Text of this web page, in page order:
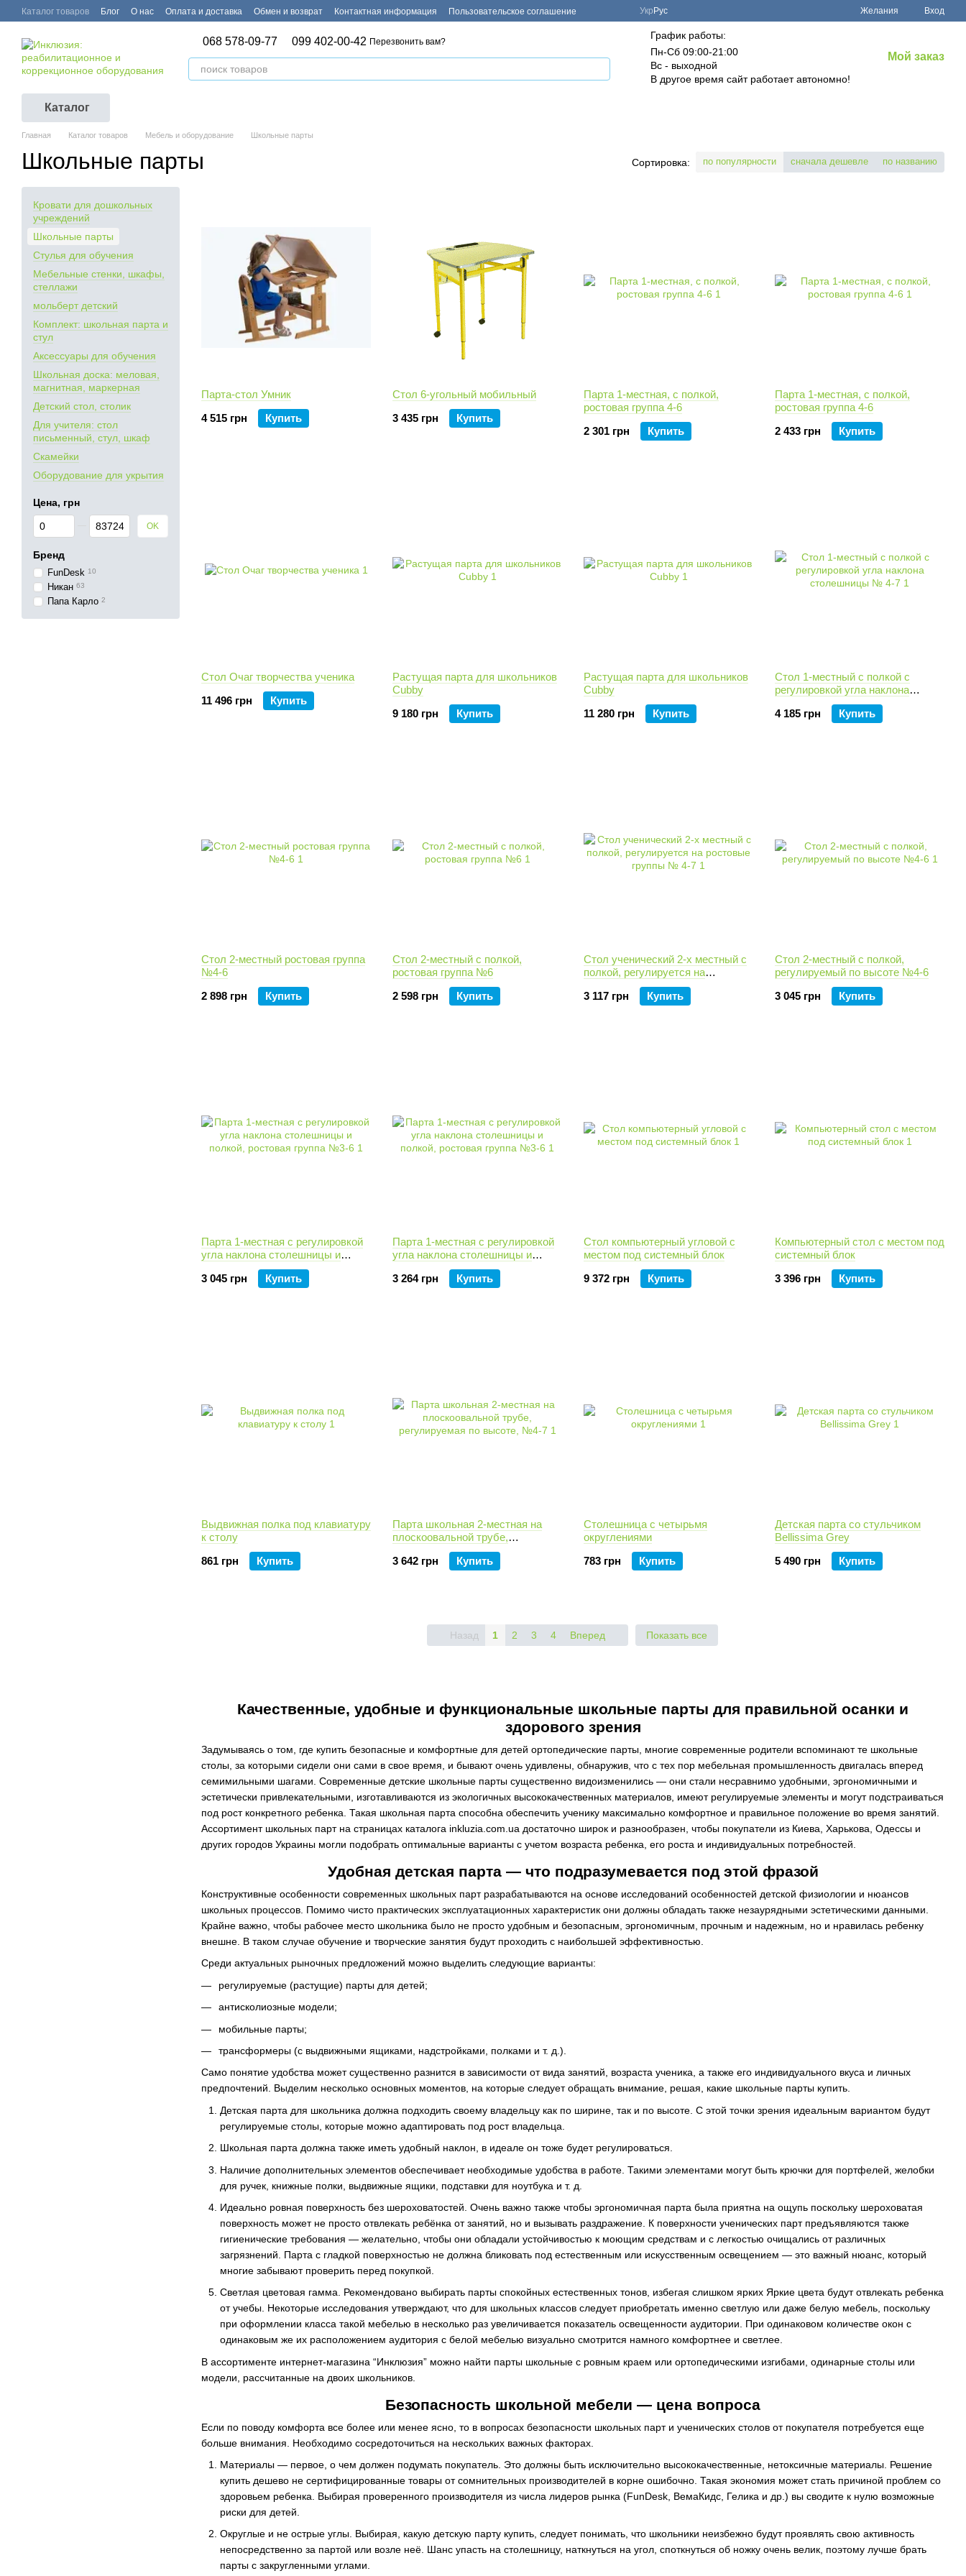
Перейти к основному контенту
Каталог товаров Блог О нас Оплата и доставка Обмен и возврат Контактная информация Пользовательское соглашение Укр Рус Желания Вход
068 578-09-77 099 402-00-42 Перезвонить вам?
График работы:
Пн-Сб 09:00-21:00
Вс - выходной
В другое время сайт работает автономно!
Мой заказ
Каталог
Главная Каталог товаров Мебель и оборудование Школьные парты
Школьные парты Сортировка: по популярности сначала дешевле по названию
Качественные, удобные и функциональные школьные парты для правильной осанки и
здорового зрения
Задумываясь о том, где купить безопасные и комфортные для детей ортопедические парты, многие современные родители вспоминают те школьные
столы, за которыми сидели они сами в свое время, и бывают очень удивлены, обнаружив, что с тех пор мебельная промышленность двигалась вперед
семимильными шагами. Современные детские школьные парты существенно видоизменились — они стали несравнимо удобными, эргономичными и
эстетически привлекательными, изготавливаются из экологичных высококачественных материалов, имеют регулируемые элементы и могут подстраиваться
под рост конкретного ребенка. Такая школьная парта способна обеспечить ученику максимально комфортное и правильное положение во время занятий.
Ассортимент школьных парт на страницах каталога inkluzia.com.ua достаточно широк и разнообразен, чтобы покупатели из Киева, Харькова, Одессы и
других городов Украины могли подобрать оптимальные варианты с учетом возраста ребенка, его роста и индивидуальных потребностей.
Удобная детская парта — что подразумевается под этой фразой
Конструктивные особенности современных школьных парт разрабатываются на основе исследований особенностей детской физиологии и нюансов
школьных процессов. Помимо чисто практических эксплуатационных характеристик они должны обладать также незаурядными эстетическими данными.
Крайне важно, чтобы рабочее место школьника было не просто удобным и безопасным, эргономичным, прочным и надежным, но и нравилась ребенку
внешне. В таком случае обучение и творческие занятия будут проходить с наибольшей эффективностью.
Среди актуальных рыночных предложений можно выделить следующие варианты:
регулируемые (растущие) парты для детей;
антисколиозные модели;
мобильные парты;
трансформеры (с выдвижными ящиками, надстройками, полками и т. д.).
Само понятие удобства может существенно разнится в зависимости от вида занятий, возраста ученика, а также его индивидуального вкуса и личных
предпочтений. Выделим несколько основных моментов, на которые следует обращать внимание, решая, какие школьные парты купить.
Детская парта для школьника должна подходить своему владельцу как по ширине, так и по высоте. С этой точки зрения идеальным вариантом будут
регулируемые столы, которые можно адаптировать под рост владельца.
Школьная парта должна также иметь удобный наклон, в идеале он тоже будет регулироваться.
Наличие дополнительных элементов обеспечивает необходимые удобства в работе. Такими элементами могут быть крючки для портфелей, желобки
для ручек, книжные полки, выдвижные ящики, подставки для ноутбука и т. д.
Идеально ровная поверхность без шероховатостей. Очень важно также чтобы эргономичная парта была приятна на ощупь поскольку шероховатая
поверхность может не просто отвлекать ребёнка от занятий, но и вызывать раздражение. К поверхности ученических парт предъявляются также
гигиенические требования — желательно, чтобы они обладали устойчивостью к моющим средствам и с легкостью очищались от различных
загрязнений. Парта с гладкой поверхностью не должна бликовать под естественным или искусственным освещением — это важный нюанс, который
многие забывают проверить перед покупкой.
Светлая цветовая гамма. Рекомендовано выбирать парты спокойных естественных тонов, избегая слишком ярких Яркие цвета будут отвлекать ребенка
от учебы. Некоторые исследования утверждают, что для школьных классов следует приобретать именно светлую или даже белую мебель, поскольку
при оформлении класса такой мебелью в несколько раз увеличивается показатель освещенности аудитории. При одинаковом количестве окон с
одинаковым же их расположением аудитория с белой мебелью визуально смотрится намного комфортнее и светлее.
В ассортименте интернет-магазина “Инклюзия” можно найти парты школьные с ровным краем или ортопедическими изгибами, одинарные столы или
модели, рассчитанные на двоих школьников.
Безопасность школьной мебели — цена вопроса
Если по поводу комфорта все более или менее ясно, то в вопросах безопасности школьных парт и ученических столов от покупателя потребуется еще
больше внимания. Необходимо сосредоточиться на нескольких важных факторах.
Материалы — первое, о чем должен подумать покупатель. Это должны быть исключительно высококачественные, нетоксичные материалы. Решение
купить дешево не сертифицированные товары от сомнительных производителей в корне ошибочно. Такая экономия может стать причиной проблем со
здоровьем ребенка. Выбирая проверенного производителя из числа лидеров рынка (FunDesk, ВемаКидс, Гелика и др.) вы сводите к нулю возможные
риски для детей.
Округлые и не острые углы. Выбирая, какую детскую парту купить, следует понимать, что школьники неизбежно будут проявлять свою активность
непосредственно за партой или возле неё. Шанс упасть на столешницу, наткнуться на угол, споткнуться об ножку очень велик, поэтому лучше брать
парты с закругленными углами.
Парта-стол Умник
4 515 грн
Купить
Стол 6-угольный мобильный
3 435 грн
Купить
Парта 1-местная, с полкой,
ростовая группа 4-6
2 301 грн
Купить
Парта 1-местная, с полкой,
ростовая группа 4-6
2 433 грн
Купить
Стол Очаг творчества ученика
11 496 грн
Купить
Растущая парта для школьников
Cubby
9 180 грн
Купить
Растущая парта для школьников
Сubby
11 280 грн
Купить
Стол 1-местный с полкой с
регулировкой угла наклона
столешницы № 4-7
4 185 грн
Купить
Стол 2-местный ростовая группа
№4-6
2 898 грн
Купить
Стол 2-местный с полкой,
ростовая группа №6
2 598 грн
Купить
Стол ученический 2-х местный с
полкой, регулируется на
ростовые группы № 4-7
3 117 грн
Купить
Стол 2-местный с полкой,
регулируемый по высоте №4-6
3 045 грн
Купить
Парта 1-местная с регулировкой
угла наклона столешницы и
полкой, ростовая группа №3-6
3 045 грн
Купить
Парта 1-местная с регулировкой
угла наклона столешницы и
полкой, ростовая группа №3-6
3 264 грн
Купить
Стол компьютерный угловой с
местом под системный блок
9 372 грн
Купить
Компьютерный стол с местом под
системный блок
3 396 грн
Купить
Выдвижная полка под клавиатуру
к столу
861 грн
Купить
Парта школьная 2-местная на
плоскоовальной трубе,
регулируемая по высоте, №4-7
3 642 грн
Купить
Столешница с четырьмя
округлениями
783 грн
Купить
Детская парта со стульчиком
Bellissima Grey
5 490 грн
Купить
Назад 1 2 3 4 Вперед Показать все
Кровати для дошкольных
учреждений
Школьные парты
Стулья для обучения
Мебельные стенки, шкафы,
стеллажи
мольберт детский
Комплект: школьная парта и
стул
Аксессуары для обучения
Школьная доска: меловая,
магнитная, маркерная
Детский стол, столик
Для учителя: стол
письменный, стул, шкаф
Скамейки
Оборудование для укрытия
Цена, грн
От Цена, грн
До Цена, грн OK
Бренд
FunDesk 10
Никан 63
Папа Карло 2